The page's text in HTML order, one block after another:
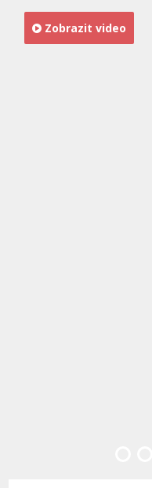
Zobrazit video